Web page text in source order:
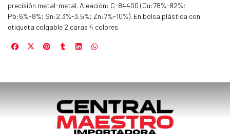
precisión metal-metal. Aleación: C-84400 (Cu:78%-82%;
Pb:6%-8%; Sn:2,3%-3,5%; Zn:7%-10%). En bolsa plástica con
etiqueta colgable 2 caras 4 colores.